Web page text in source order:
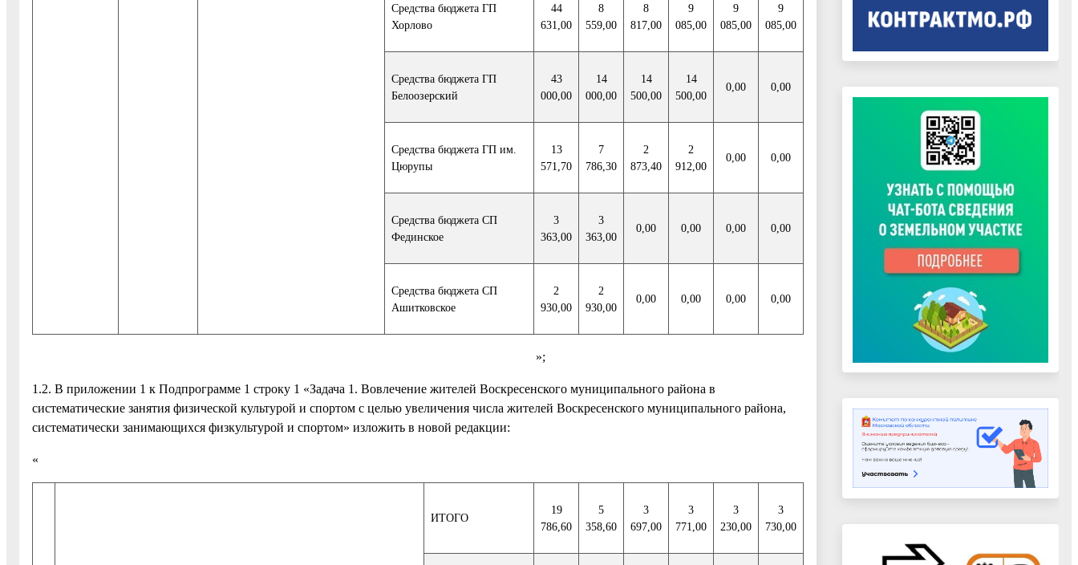
Средства бюджета ГП
Хорлово
44
631,00
8
559,00
8
817,00
9
085,00
9
085,00
9
085,00
Средства бюджета ГП
Белоозерский
43
000,00
14
000,00
14
500,00
14
500,00
0,00 0,00
Средства бюджета ГП им.
Цюрупы
13
571,70
7
786,30
2
873,40
2
912,00
0,00 0,00
Средства бюджета СП
Фединское
3
363,00
3
363,00
0,00 0,00 0,00 0,00
Средства бюджета СП
Ашитковское
2
930,00
2
930,00
0,00 0,00 0,00 0,00
»;
1.2. В приложении 1 к Подпрограмме 1 строку 1 «Задача 1. Вовлечение жителей Воскресенского муниципального района в
систематические занятия физической культурой и спортом с целью увеличения числа жителей Воскресенского муниципального района,
систематически занимающихся физкультурой и спортом» изложить в новой редакции:
«
ИТОГО
19
786,60
5
358,60
3
697,00
3
771,00
3
230,00
3
730,00